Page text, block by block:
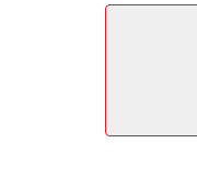
Ha
Ezen